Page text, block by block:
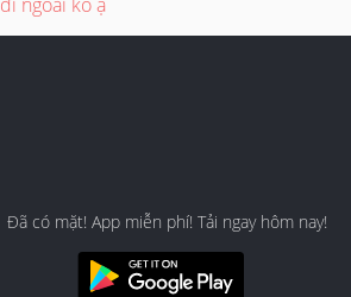
Đã có mặt! App miễn phí! Tải ngay hôm nay!